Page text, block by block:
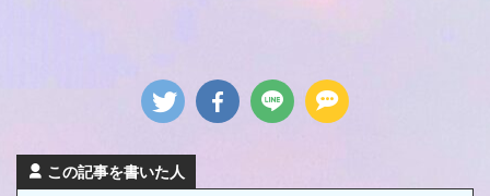
この記事を書いた人